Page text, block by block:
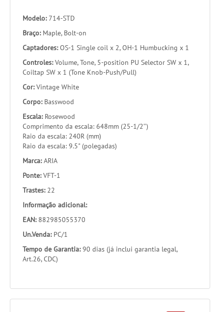
Modelo:714-STD
Braço: Maple, Bolt-on
Captadores:OS-1 Single coil x 2, OH-1 Humbucking x 1
Controles:Volume, Tone, 5-position PU Selector SW x 1,
Coiltap SW x 1 (Tone Knob-Push/Pull)
Cor:Vintage White
Corpo: Basswood
Escala: Rosewood
Comprimento da escala: 648mm (25-1/2″)
Raio da escala: 240R (mm)
Raio da escala: 9.5" (polegadas)
Marca:ARIA
Ponte:VFT-1
Trastes: 22
Informação adicional:
EAN: 882985055370
Un.Venda: PC/1
Tempo de Garantia:90 dias (já inclui garantia legal,
Art.26, CDC)